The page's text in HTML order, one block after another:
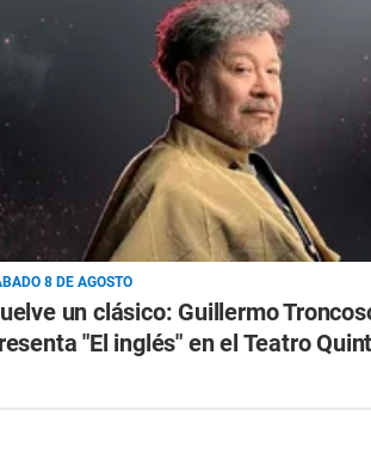
8 DE AGOSTO
un clásico: Guillermo
"El inglés" en el Teatro